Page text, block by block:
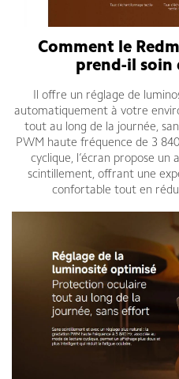
Comment le
prend-il soin
Il offre un réglage de
automatiquement à votre
tout au long de la journée,
PWM haute fréquence de 3
cyclique, l’écran propose un
scintillement, offrant une
confortable tout en